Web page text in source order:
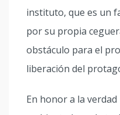
instituto, que es un
por su propia
obstáculo para el
liberación del
En honor a la